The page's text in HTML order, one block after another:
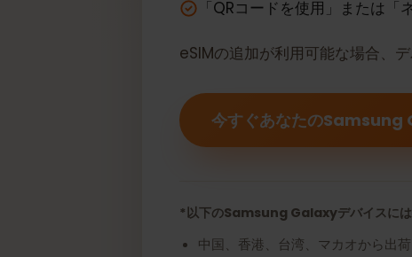
Samsungデバイスで設定
SIMカード管理をタップし
eSIMの追加が利用可能な場
今すぐあなたの